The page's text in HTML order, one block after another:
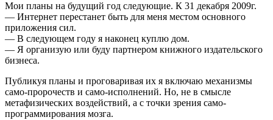
Мои планы на будущий год следующие. К 31 декабря 2009г.
— Интернет перестанет быть для меня местом основного
приложения сил.
— В следующем году я наконец куплю дом.
— Я организую или буду партнером книжного издательского
бизнеса.
Публикуя планы и проговаривая их я включаю механизмы
само-пророчеств и само-исполнений. Но, не в смысле
метафизических воздействий, а с точки зрения само-
программирования мозга.